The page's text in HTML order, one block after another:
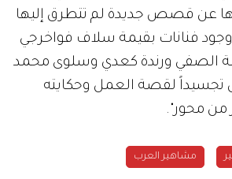
عن قصص جديدة لم تتطرق إليها
وجود فنانات بقيمة سلاف فواخرجي
الصفي ورندة كعدي وسلوى محمد
تجسيداً لقصة العمل وحكايته
من محور".
مشاهير العرب